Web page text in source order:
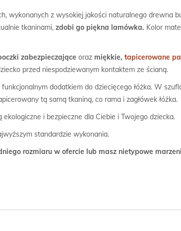
wykonanych z wysokiej jakości naturalnego drewna
tkaninami, zdobi go piękna lamówka. Kolor
zabezpieczające oraz miękkie,tapicerowane
przed niespodziewanym kontaktem ze ścianą.
funkcjonalnym dodatkiem do dziecięcego łóżka. W
tą samą tkaniną, co rama i zagłówek łóżka.
ekologiczne i bezpieczne dla Ciebie i Twojego dziecka.
standardzie wykonania.
rozmiaru w ofercie lub masz nietypowe